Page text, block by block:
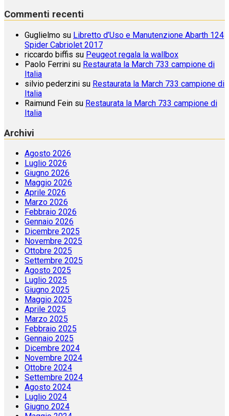
Commenti recenti
Guglielmo su Libretto d’Uso e Manutenzione Abarth 124
Spider Cabriolet 2017
riccardo biffis su Peugeot regala la wallbox
Paolo Ferrini su Restaurata la March 733 campione di
Italia
silvio pederzini su Restaurata la March 733 campione di
Italia
Raimund Fein su Restaurata la March 733 campione di
Italia
Archivi
Agosto 2026
Luglio 2026
Giugno 2026
Maggio 2026
Aprile 2026
Marzo 2026
Febbraio 2026
Gennaio 2026
Dicembre 2025
Novembre 2025
Ottobre 2025
Settembre 2025
Agosto 2025
Luglio 2025
Giugno 2025
Maggio 2025
Aprile 2025
Marzo 2025
Febbraio 2025
Gennaio 2025
Dicembre 2024
Novembre 2024
Ottobre 2024
Settembre 2024
Agosto 2024
Luglio 2024
Giugno 2024